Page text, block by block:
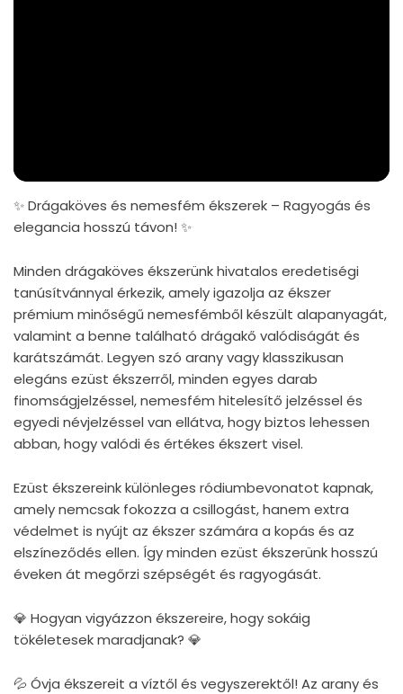
✨ Drágaköves és nemesfém ékszerek – Ragyogás és
elegancia hosszú távon! ✨
Minden drágaköves ékszerünk hivatalos eredetiségi
tanúsítvánnyal érkezik, amely igazolja az ékszer
prémium minőségű nemesfémből készült alapanyagát,
valamint a benne található drágakő valódiságát és
karátszámát. Legyen szó arany vagy klasszikusan
elegáns ezüst ékszerről, minden egyes darab
finomságjelzéssel, nemesfém hitelesítő jelzéssel és
egyedi névjelzéssel van ellátva, hogy biztos lehessen
abban, hogy valódi és értékes ékszert visel.
Ezüst ékszereink különleges ródiumbevonatot kapnak,
amely nemcsak fokozza a csillogást, hanem extra
védelmet is nyújt az ékszer számára a kopás és az
elszíneződés ellen. Így minden ezüst ékszerünk hosszú
éveken át megőrzi szépségét és ragyogását.
💎 Hogyan vigyázzon ékszereire, hogy sokáig
tökéletesek maradjanak? 💎
💦 Óvja ékszereit a víztől és vegyszerektől! Az arany és